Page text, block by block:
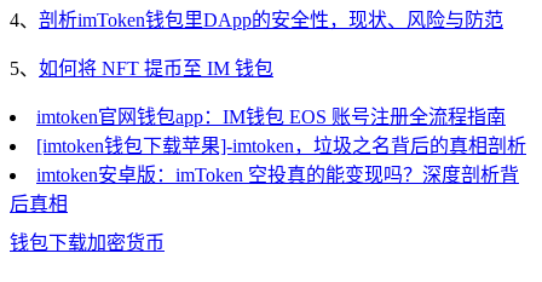
4、 剖析imToken钱包里DApp的安全性，现状、风险与防范
5、 如何将 NFT 提币至 IM 钱包
imtoken官网钱包app：IM钱包 EOS 账号注册全流程指南
[imtoken钱包下载苹果]-imtoken，垃圾之名背后的真相剖析
imtoken安卓版：imToken 空投真的能变现吗？深度剖析背
后真相
钱包下载加密货币